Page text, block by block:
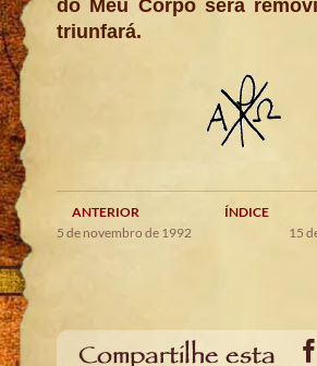
do Meu Corpo será
triunfará.
ANTERIOR ÍNDICE
5 de novembro de 1992
15
Compartilhe esta